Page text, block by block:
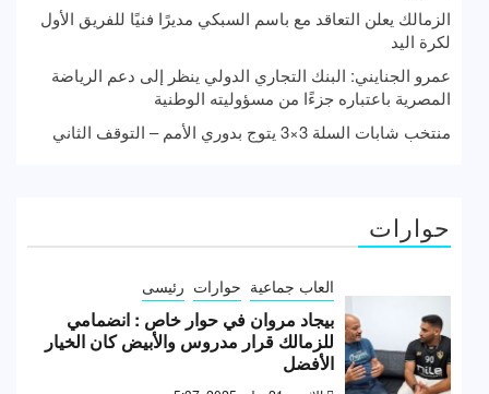
الزمالك يعلن التعاقد مع باسم السبكي مديرًا فنيًا للفريق الأول
لكرة اليد
عمرو الجنايني: البنك التجاري الدولي ينظر إلى دعم الرياضة
المصرية باعتباره جزءًا من مسؤوليته الوطنية
منتخب شابات السلة 3×3 يتوج بدوري الأمم – التوقف الثاني
حوارات
العاب جماعية حوارات رئيسى
بيجاد مروان في حوار خاص : انضمامي
للزمالك قرار مدروس والأبيض كان الخيار
الأفضل